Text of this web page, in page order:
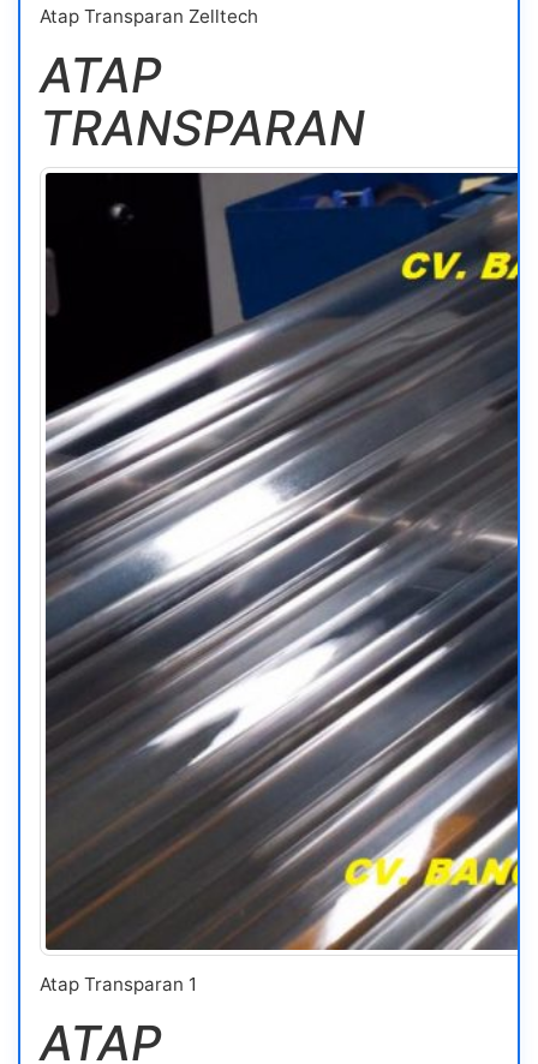
Atap Transparan Zelltech
ATAP
TRANSPARAN
Atap Transparan 1
ATAP